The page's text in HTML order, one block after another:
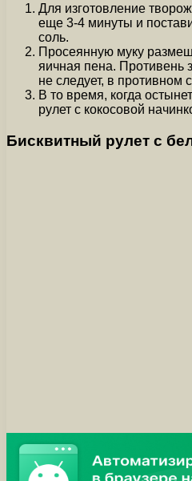
Для изготовление
еще 3-4 минуты и
соль.
Просеянную муку
яичная пена. Противень
не следует, в противном
В то время, когда
рулет с кокосовой
Бисквитный рулет с